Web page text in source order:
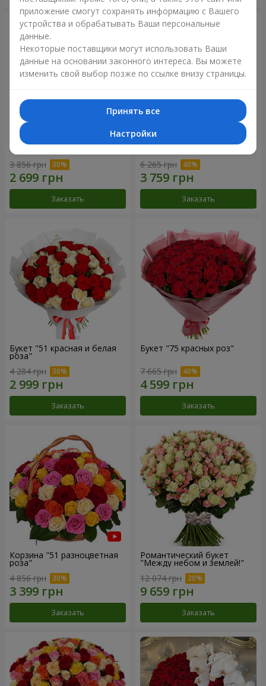
Букет "Нежный оттенок"
3 856 грн
Заказать
Цветы в коробке “Кадриль”
6 265 грн
Заказать
Букет "51 красная и белая
роза"
4 284 грн
Заказать
Букет "75 красных роз"
7 665 грн
Заказать
Корзина "51 разноцветная
роза"
4 856 грн
Заказать
Романтический букет
"Между небом и землей!"
12 074 грн
Заказать
приложение смогут сохранять информацию с Вашего
устройства и обрабатывать Ваши персональные
данные.
Некоторые поставщики могут использовать Ваши
данные на основании законного интереса. Вы можете
изменить свой выбор позже по ссылке внизу страницы.
Принять все
Настройки